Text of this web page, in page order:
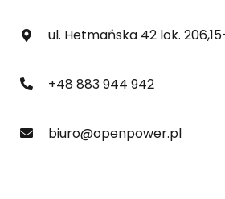
ul. Hetmańska 42 lok.
+48 883 944 942
biuro@openpower.pl